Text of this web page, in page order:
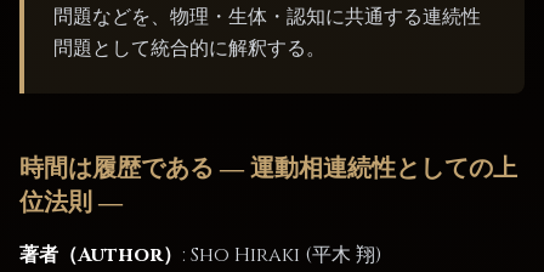
問題などを、物理・生体・認知に共通する連続性
問題として統合的に解釈する。
時間は履歴である ― 運動相連続性としての上
位法則 ―
著者（Author） : Sho Hiraki (平木 翔)